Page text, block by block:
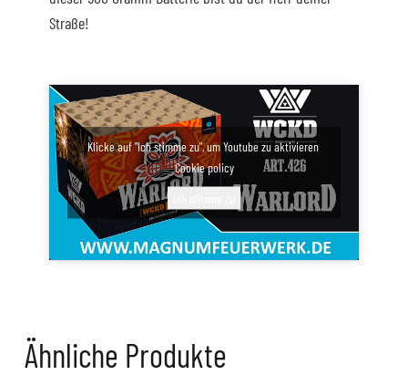
Straße!
Klicke auf "Ich stimme zu", um Youtube zu aktivieren
Cookie policy
Ähnliche Produkte